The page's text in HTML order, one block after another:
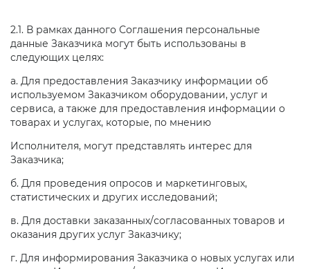
2.1. В рамках данного Соглашения персональные
данные Заказчика могут быть использованы в
следующих целях:
а. Для предоставления Заказчику информации об
используемом Заказчиком оборудовании, услуг и
сервиса, а также для предоставления информации о
товарах и услугах, которые, по мнению
Исполнителя, могут представлять интерес для
Заказчика;
б. Для проведения опросов и маркетинговых,
статистических и других исследований;
в. Для доставки заказанных/согласованных товаров и
оказания других услуг Заказчику;
г. Для информирования Заказчика о новых услугах или